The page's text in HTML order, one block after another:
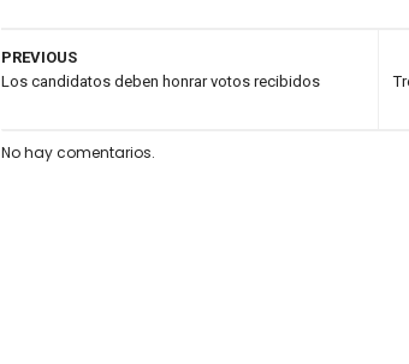
PREVIOUS
Los candidatos deben honrar votos recibidos
No hay comentarios.